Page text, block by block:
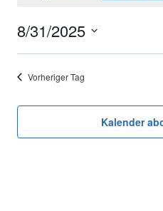
August
8/31/2025
Datum
wählen.
Vorheriger Tag
Kalender